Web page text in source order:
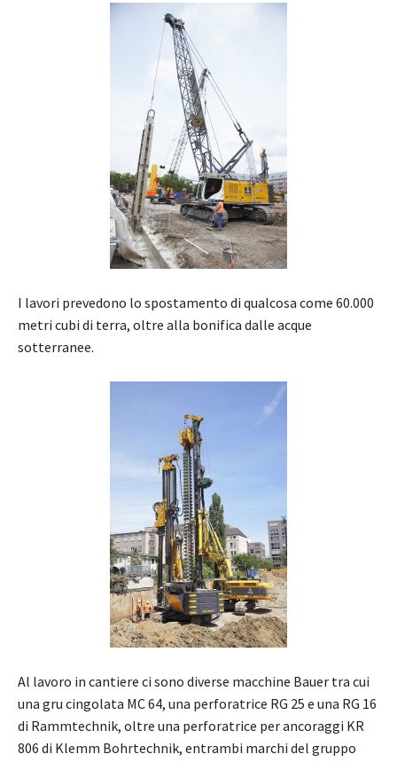
I lavori prevedono lo spostamento di qualcosa come 60.000
metri cubi di terra, oltre alla bonifica dalle acque
sotterranee.
Al lavoro in cantiere ci sono diverse macchine Bauer tra cui
una gru cingolata MC 64, una perforatrice RG 25 e una RG 16
di Rammtechnik, oltre una perforatrice per ancoraggi KR
806 di Klemm Bohrtechnik, entrambi marchi del gruppo